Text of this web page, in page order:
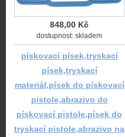
848,00 Kč
dostupnost: skladem
pískovací písek,tryskací
písek,tryskací
materiál,písek do pískovací
pistole,abrazivo do
pískovací pistole,písek do
tryskací pistole,abrazivo na